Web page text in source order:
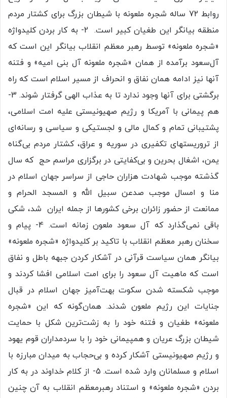
روابط 72 ساله شجره ملعونه با شیطان بزرگ برای کشتار مردم
منطقه بیانگر این طغیان کبیر است. 2- به کار بردن کلیدواژه
«شجره ملعونه» توسط رهبر معظم انقلاب بیانگر این است که
آل‌سعود برآمده از همان «شجره ملعونه آل بنی امیه» و فتنه
آنها نیز ادامه همان نفاق و انحراف از مسیر اسلام است که راه
برگشتی برای آنها وجود ندارد تا به عذاب الهی گرفتار شوند. 3-
هم پیمانی با آمریکا و رژیم صهیونیستی علیه امت اسلامی،
پشتیبانی تمام و کمال مالی و لجستیکی و سیاسی و رسانه‌ای
از تروریستهای تکفیری در سوریه و عراق، کشتار مردم بی‌گناه
یمن، اشغال بحرین و بی‌کفایتی در برگزاری مراسم حج که سال
گذشته موجب شهادت هزاران حاجی از سراسر جهان اسلام در
منا و امسال موجب صدعن سبیل الله و المسجد الحرام و
ممانعت از حضور زائران برخی کشورها از جمله ایران شد، شکی
باقی نمی‌گذارد که آل سعود ملعون زمانه است. 4- پیام و
سخنان رهبر معظم انقلاب با تاکید بر کلیدواژه «شجره ملعونه»
بیانگر همان سیاست قرآنی در آشکار کردن جبهه باطل و نفاق
است که ماهیت آل سعود را برای امت اسلامی افشا کردند و
موجب شکسته شدن سکوت بهت‌آمیز جهان اسلام در قبال
جنایات این رژیم ملعون شدند. همان‌گونه که این «شجره
ملعونه» طغیان و فتنه خود را به زشت‌ترین شکل با حمایت
شیطان بزرگ عریان و همپیمانی خود را با سردمداران قوم یهود
و رژیم صهیونیستی آشکار کرده و بی‌حجاب به میدان مبارزه با
اسلام و مسلمانان وارد شده است. 5- از کلام خداوند در به کار
بردن «شجره ملعونه» و استناد رهبرمعظم انقلاب به آن چنین